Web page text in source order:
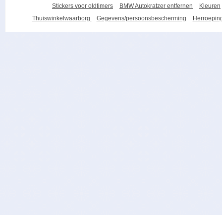
Stickers voor oldtimers BMW Autokratzer entfernen
Kleuren
Thuiswinkelwaarborg
Gegevens/persoonsbescherming